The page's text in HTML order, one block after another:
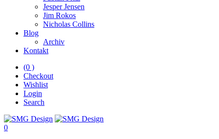
Jesper Jensen
Jim Rokos
Nicholas Collins
Blog
Archiv
Kontakt
(0 )
Checkout
Wishlist
Login
Search
0